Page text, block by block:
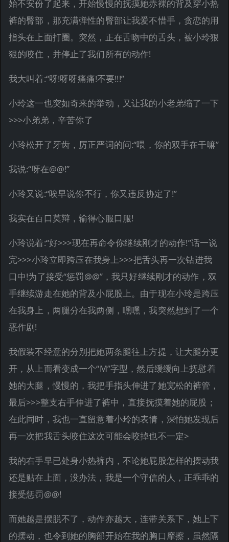
始不安份了起来，开始慢慢的抚摸她赤裸的背及穿小热
裤的臀部，那充满弹性的臀部让我爱不惜手，贪恋的用
指头在上面打圈。突然，正在舌吻中的舌头，被小玲狠
狠的咬住，并停止了我们所有的动作!
我大叫着:“呀!呀呀痛痛!不要!!!”
小玲这一也突如奇来的举动，又让我的小老弟缩了一下
>>>小弟弟，辛苦你了
小玲松开了牙齿，厉正严词的问:“喂，你的双手在干嘛”
我说:“呀在@@!”
小玲又说:“唉早说你不行，你又违反协定了!”
我实在百口莫辩，输得心服口服!
小玲说着:“好>>>现在再命令你继续刚才的动作!”话一说
完>>>小玲立即跨压在我身上>>>把舌头再一次钻进我
口中!为了接受“惩罚@@”，我只好继续刚才的动作，双
手继续游走在她的背及小屁股上。由于现在小玲是跨压
在我身上，两腿分在我两侧，嘿嘿，我突然想到了一个
恶作剧!
我假装不经意的分别把她两条腿往上方提，让大腿分更
开，从上而看变成一个“M”字型，然后缓缓向上抚慰着
她的大腿，慢慢的，我把手指头伸进了她宽松的裤管，
最后>>>整支右手伸进了裤中，直接抚摸着她的屁股；
在此同时，我也一直留意着小玲的表情，深怕她发现后
再一次把我舌头咬住这次可能会咬掉也不一定>
我的右手早已处身小热裤内，不论她屁股怎样的摆动我
还是贴在上面，没办法，我是一个守信的人，正乖乖的
接受惩罚@@!
而她越是摆脱不了，动作亦越大，连带关系下，她上下
的摆动，也令到她的胸部开始在我的胸口摩擦，虽然隔